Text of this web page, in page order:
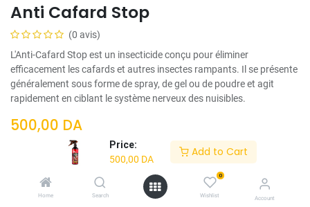
Price:
500,00 DA
Add to Cart
Home Search
0
Wishlist Account
Anti Cafard Stop
(0 avis)
L'Anti-Cafard Stop est un insecticide conçu pour éliminer
efficacement les cafards et autres insectes rampants. Il se présente
généralement sous forme de spray, de gel ou de poudre et agit
rapidement en ciblant le système nerveux des nuisibles.
500,00 DA
Contenance
300ml 500ml
How would you rate your experience?
Select
option
Not satisfied at all Very satisfied
Next